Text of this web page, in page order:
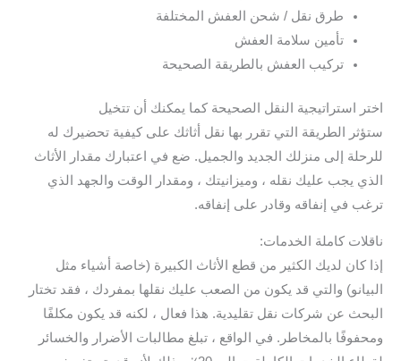
طرق نقل / شحن العفش المختلفة
تأمين سلامة العفش
تركيب العفش بالطريقة الصحيحة
اختر استراتيجية النقل الصحيحة كما يمكنك أن تتخيل
ستؤثر الطريقة التي تقرر بها نقل أثاثك على كيفية تحضيرك له
للرحلة إلى منزلك الجديد والجميل. ضع في اعتبارك مقدار الأثاث
الذي يجب عليك نقله ، وميزانيتك ، ومقدار الوقت والجهد الذي
ترغب في إنفاقه وقادر على إنفاقه.
ناقلات كاملة الخدمات:
إذا كان لديك الكثير من قطع الأثاث الكبيرة (خاصة أشياء مثل
البيانو) والتي قد يكون من الصعب عليك نقلها بمفردك ، فقد تختار
البحث عن شركات نقل تقليدية. هذا فعال ، لكنه قد يكون مكلفًا
ومحفوفًا بالمخاطر. في الواقع ، تبلغ مطالبات الأضرار والخسائر